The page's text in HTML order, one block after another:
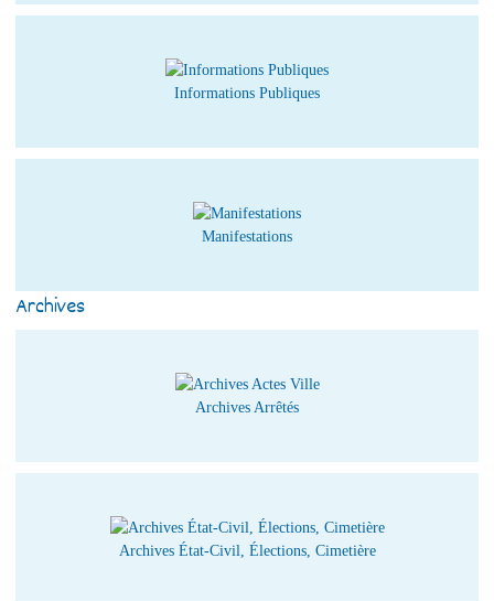
Informations Publiques
Manifestations
Archives
Archives Arrêtés
Archives État-Civil, Élections, Cimetière